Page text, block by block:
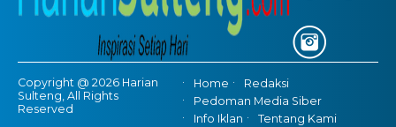
Copyright @ 2026 Harian
Sulteng, All Rights
Reserved
Home
Redaksi
Pedoman Media Siber
Info Iklan
Tentang Kami